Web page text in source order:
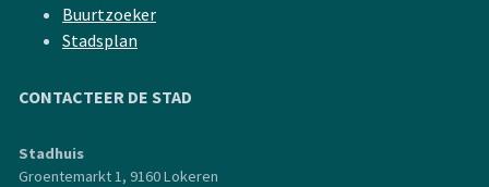
Buurtzoeker
Stadsplan
CONTACTEER DE STAD
Stadhuis
Groentemarkt 1, 9160 Lokeren